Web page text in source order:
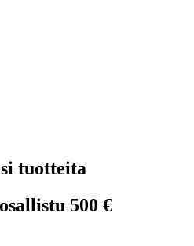
tuotteita
500 €